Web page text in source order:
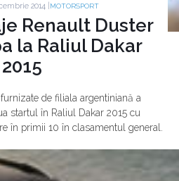
2014 | MOTORSPORT
Renault Duster
la Raliul Dakar
2015
de filiala argentiniană a
startul în Raliul Dakar 2015 cu
în primii 10 în clasamentul general.